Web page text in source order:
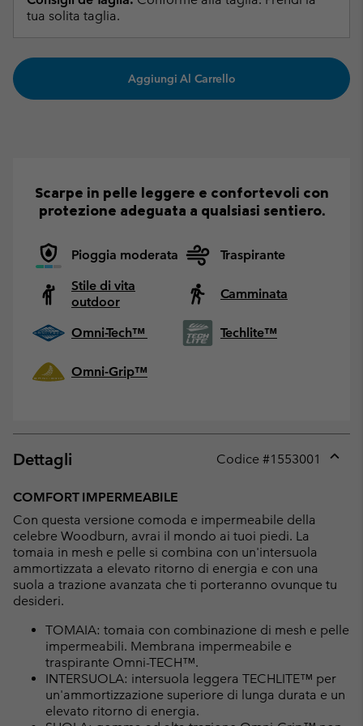
tua solita taglia.
Aggiungi Al Carrello
Scarpe in pelle leggere e confortevoli con
protezione adeguata a qualsiasi sentiero.
Pioggia moderata
Traspirante
Stile di vita
outdoor
Camminata
Omni-Tech™ Techlite™
Omni-Grip™
Dettagli Codice #1553001
COMFORT IMPERMEABILE
Con questa versione comoda e impermeabile della
celebre Woodburn, avrai il mondo ai tuoi piedi. La
tomaia in mesh e pelle si combina con un'intersuola
ammortizzata a elevato ritorno di energia e con una
suola a trazione avanzata che ti porteranno ovunque tu
desideri.
TOMAIA: tomaia con combinazione di mesh e pelle
impermeabili. Membrana impermeabile e
traspirante Omni-TECH™.
INTERSUOLA: intersuola leggera TECHLITE™ per
un'ammortizzazione superiore di lunga durata e un
elevato ritorno di energia.